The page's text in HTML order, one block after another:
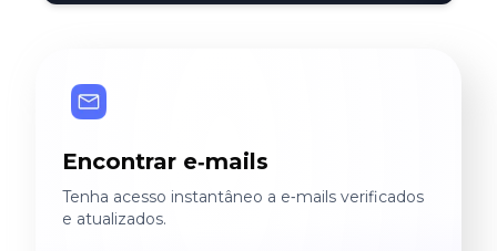
Encontrar e‑mails
Tenha acesso instantâneo a e‑mails verificados
e atualizados.